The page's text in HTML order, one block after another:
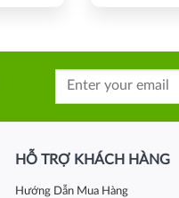
HỖ TRỢ KHÁCH HÀNG
Hướng Dẫn Mua Hàng